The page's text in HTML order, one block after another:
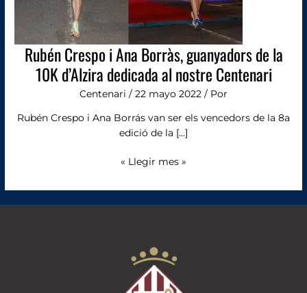
Rubén Crespo i Ana Borràs, guanyadors de la
10K d’Alzira dedicada al nostre Centenari
Centenari / 22 mayo 2022 / Por
Rubén Crespo i Ana Borrás van ser els vencedors de la 8a
edició de la […]
al
nostre
Centenari
« Llegir mes »